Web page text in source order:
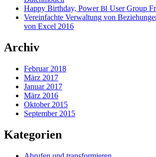
Happy Birthday, PowerBI User Group
Vereinfachte Verwaltung von
von Excel 2016
Archiv
Februar 2018
März 2017
Januar 2017
März 2016
Oktober 2015
September 2015
Kategorien